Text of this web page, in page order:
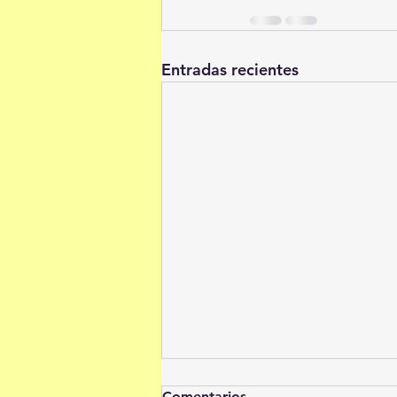
Entradas recientes